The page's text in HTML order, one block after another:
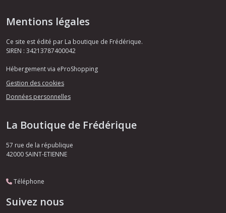
Mentions légales
Ce site est édité par La boutique de Frédérique.
SIREN : 34213787400042
Hébergement via eProShopping
Gestion des cookies
Données personnelles
La Boutique de Frédérique
57 rue de la république
42000 SAINT-ETIENNE
Téléphone
Suivez nous